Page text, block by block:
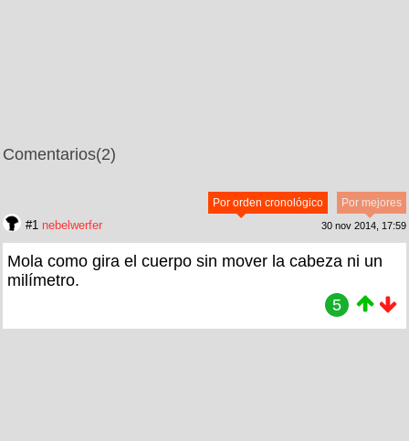
Comentarios(2)
Por mejores
Por orden cronológico
#1 nebelwerfer 30 nov 2014, 17:59
Mola como gira el cuerpo sin mover la cabeza ni un
milímetro.
5